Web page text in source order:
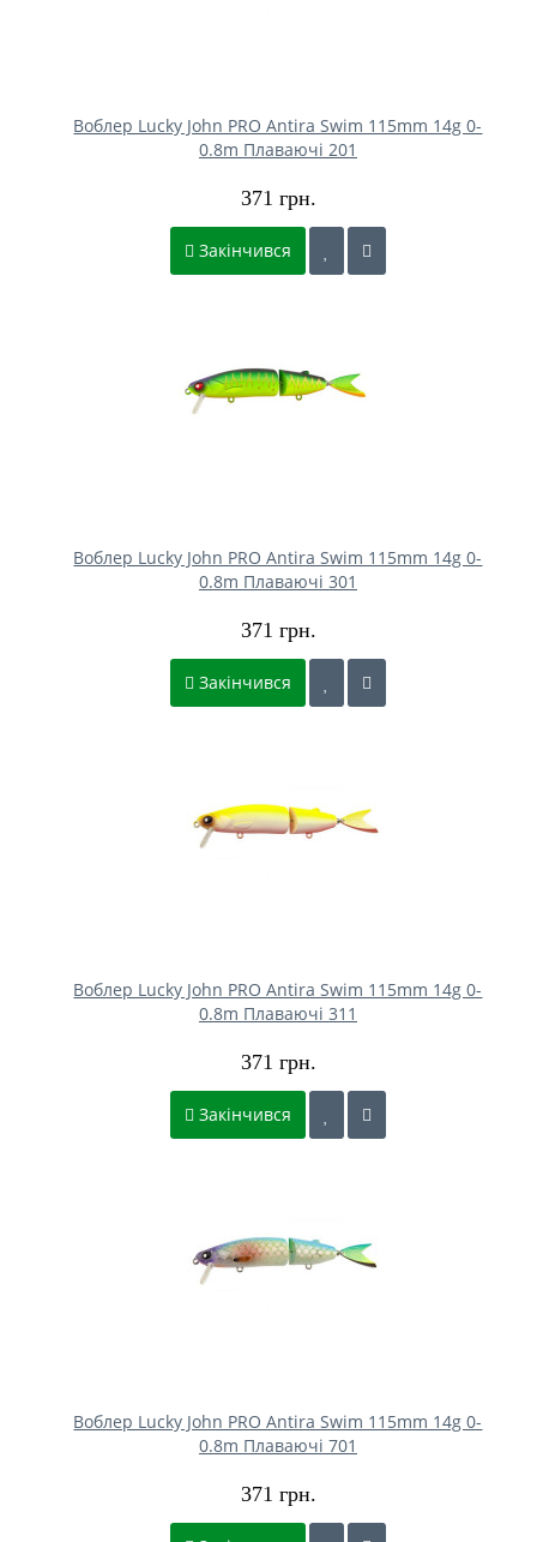
Воблер Lucky John PRO Antira Swim 115mm 14g 0-
0.8m Плаваючі 201
371 грн.
Закінчився
Воблер Lucky John PRO Antira Swim 115mm 14g 0-
0.8m Плаваючі 301
371 грн.
Закінчився
Воблер Lucky John PRO Antira Swim 115mm 14g 0-
0.8m Плаваючі 311
371 грн.
Закінчився
Воблер Lucky John PRO Antira Swim 115mm 14g 0-
0.8m Плаваючі 701
371 грн.